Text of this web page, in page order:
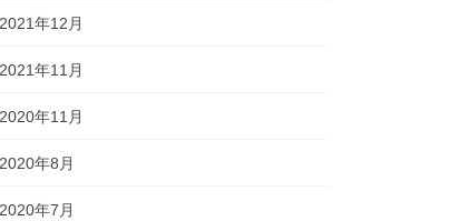
2021年12月
2021年11月
2020年11月
2020年8月
2020年7月